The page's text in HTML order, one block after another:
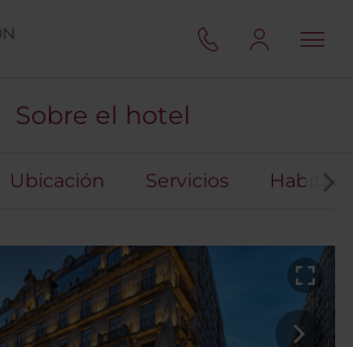
Sobre el hotel
Ubicación Servicios